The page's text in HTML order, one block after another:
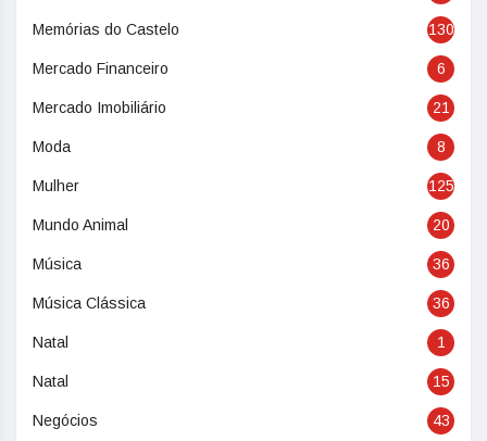
Memórias do Castelo 130
Mercado Financeiro 6
Mercado Imobiliário 21
Moda 8
Mulher 125
Mundo Animal 20
Música 36
Música Clássica 36
Natal 1
Natal 15
Negócios 43